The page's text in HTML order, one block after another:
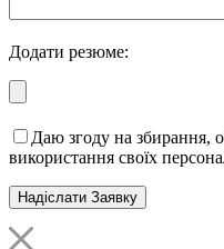
Додати резюме:
Даю згоду на збирання,
використання своїх